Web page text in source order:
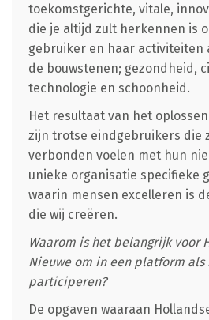
toekomstgerichte, vitale,
die je altijd zult herkennen is
gebruiker en haar activiteiten
de bouwstenen; gezondheid,
technologie en schoonheid.
Het resultaat van het
zijn trotse eindgebruikers die
verbonden voelen met hun
unieke organisatie specifieke
waarin mensen excelleren is
die wij creëren.
Waarom is het belangrijk voor
Nieuwe om in een platform als
participeren?
De opgaven waaraan